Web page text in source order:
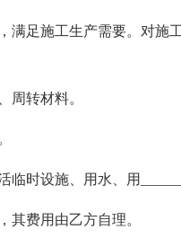
满足施工生产需要。对施
周转材料。
时设施、用水、用
其费用由乙方自理。